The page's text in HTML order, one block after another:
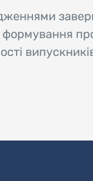
формування